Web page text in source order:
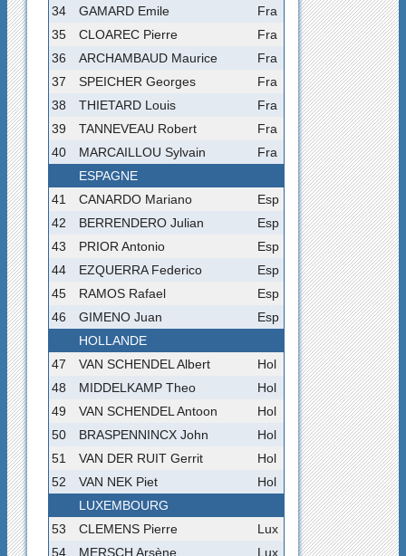
34
GAMARD Emile
Fra
35
CLOAREC Pierre
Fra
36
ARCHAMBAUD Maurice
Fra
37
SPEICHER Georges
Fra
38
THIETARD Louis
Fra
39
TANNEVEAU Robert
Fra
40
MARCAILLOU Sylvain
Fra
ESPAGNE
41
CANARDO Mariano
Esp
42
BERRENDERO Julian
Esp
43
PRIOR Antonio
Esp
44
EZQUERRA Federico
Esp
45
RAMOS Rafael
Esp
46
GIMENO Juan
Esp
HOLLANDE
47
VAN SCHENDEL Albert
Hol
48
MIDDELKAMP Theo
Hol
49
VAN SCHENDEL Antoon
Hol
50
BRASPENNINCX John
Hol
51
VAN DER RUIT Gerrit
Hol
52
VAN NEK Piet
Hol
LUXEMBOURG
53
CLEMENS Pierre
Lux
54
MERSCH Arsène
Lux